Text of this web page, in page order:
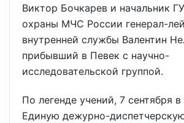
Виктор Бочкарев и начальник
охраны МЧС России генерал-
внутренней службы Валентин
прибывший в Певек с научно-
исследовательской группой.
По легенде учений, 7 сентября в
Единую дежурно-